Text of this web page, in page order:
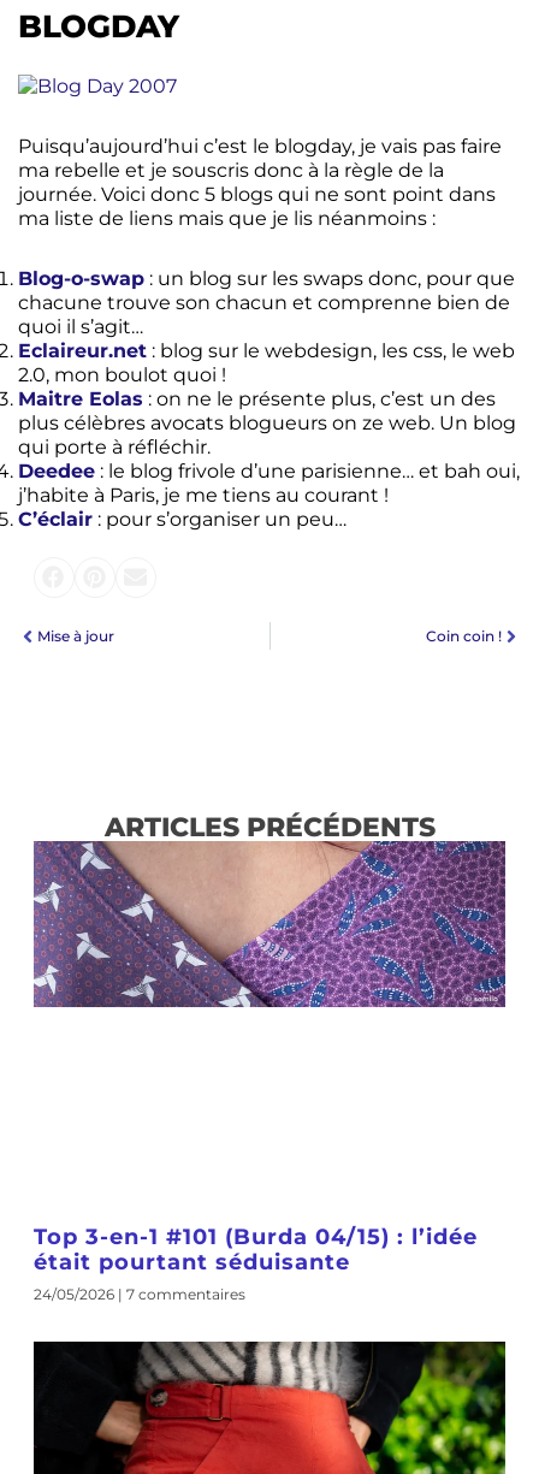
BLOGDAY
Puisqu’aujourd’hui c’est le blogday, je vais pas faire
ma rebelle et je souscris donc à la règle de la
journée. Voici donc 5 blogs qui ne sont point dans
ma liste de liens mais que je lis néanmoins :
Blog-o-swap : un blog sur les swaps donc, pour que
chacune trouve son chacun et comprenne bien de
quoi il s’agit…
Eclaireur.net : blog sur le webdesign, les css, le web
2.0, mon boulot quoi !
Maitre Eolas : on ne le présente plus, c’est un des
plus célèbres avocats blogueurs on ze web. Un blog
qui porte à réfléchir.
Deedee : le blog frivole d’une parisienne… et bah oui,
j’habite à Paris, je me tiens au courant !
C’éclair : pour s’organiser un peu…
Mise à jour Coin coin !
ARTICLES PRÉCÉDENTS
Top 3-en-1 #101 (Burda 04/15) : l’idée
était pourtant séduisante
24/05/2026 7 commentaires